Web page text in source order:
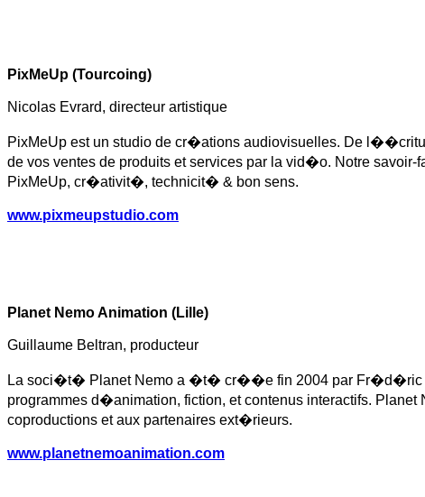
PixMeUp (Tourcoing)
Nicolas Evrard, directeur artistique
PixMeUp est un studio de cr�ations audiovisuelles. De
de vos ventes de produits et services par la vid�o. Notre
PixMeUp, cr�ativit�, technicit� & bon sens.
www.pixmeupstudio.com
Planet Nemo Animation (Lille)
Guillaume Beltran, producteur
La soci�t� Planet Nemo a �t� cr��e fin 2004 par Fr�d�ric
programmes d�animation, fiction, et contenus interactifs.
coproductions et aux partenaires ext�rieurs.
www.planetnemoanimation.com